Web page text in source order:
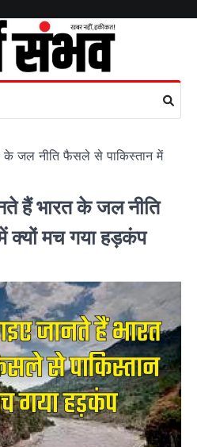
जल नीति फैसले से पाकिस्तान में
हैं भारत के जल नीति
क्यों मच गया हड़कंप